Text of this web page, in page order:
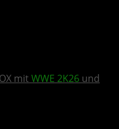
mit WWE 2K26 und